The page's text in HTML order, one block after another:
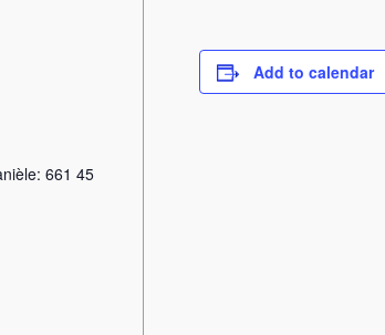
Add to calendar
661 45